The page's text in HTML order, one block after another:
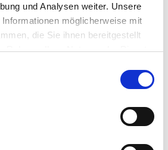
und Analysen weiter. Unsere
möglicherweise mit
die Sie ihnen bereitgestellt
Rahmen Ihrer Nutzung der Dienste
VERLIEBEN